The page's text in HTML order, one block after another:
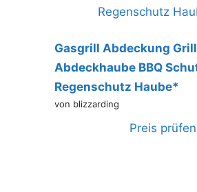
Gasgrill Abdeckung Grill
Abdeckhaube BBQ
Regenschutz Haube*
von blizzarding
Preis